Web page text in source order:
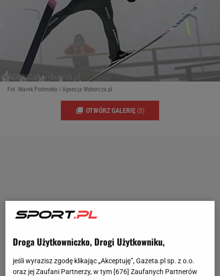
Fot. Marek Podmokły / Agencja Wyborcza.pl
OTWÓRZ GALERIĘ (3)
Droga Użytkowniczko, Drogi Użytkowniku,
jeśli wyrazisz zgodę klikając „Akceptuję”, Gazeta.pl sp. z o.o.
oraz jej Zaufani Partnerzy, w tym [676] Zaufanych Partnerów